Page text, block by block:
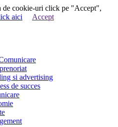
de cookie-uri click pe "Accept",
aici Accept
si advertising
de succes